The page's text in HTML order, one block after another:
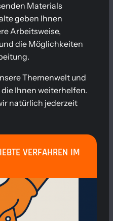
Materials
geben Ihnen
Arbeitsweise,
die Möglichkeiten
Themenwelt und
Ihnen weiterhelfen.
natürlich jederzeit
VERFAHREN IM